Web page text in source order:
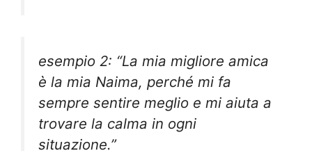
esempio 2: “La mia migliore amica
è la mia Naima, perché mi fa
sempre sentire meglio e mi aiuta a
trovare la calma in ogni
situazione.”